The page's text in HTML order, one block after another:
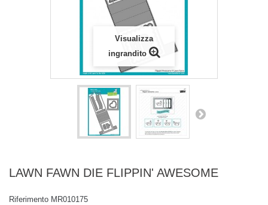
Visualizza
ingrandito
LAWN FAWN DIE FLIPPIN' AWESOME
Riferimento MR010175